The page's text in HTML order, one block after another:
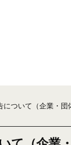
について（企業・団